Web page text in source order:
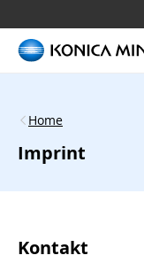
Home
Imprint
Kontakt